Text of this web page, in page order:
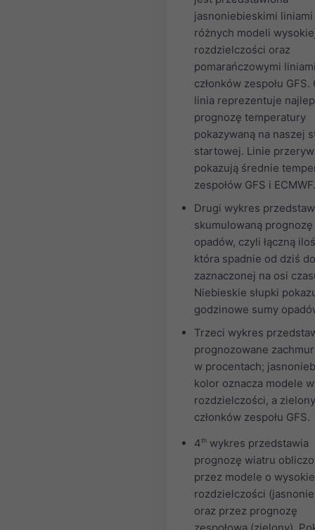
jasnoniebieskimi liniami
różnych modeli
rozdzielczości oraz
pomarańczowymi
członków zespołu GFS.
linia reprezentuje
prognozę temperatury
pokazywaną na naszej
startowej. Linie
pokazują średnie
zespołów GFS i ECMWF.
Drugi wykres
skumulowaną prognozę
opadów, czyli łączną
która spadnie od dziś
zaznaczonej na osi
Niebieskie słupki
godzinowe sumy
Trzeci wykres
prognozowane
w procentach;
kolor oznacza modele
rozdzielczości, a zielony
członków zespołu GFS.
4th wykres przedstawia
prognozę wiatru
przez modele o
rozdzielczości
oraz przez prognozę